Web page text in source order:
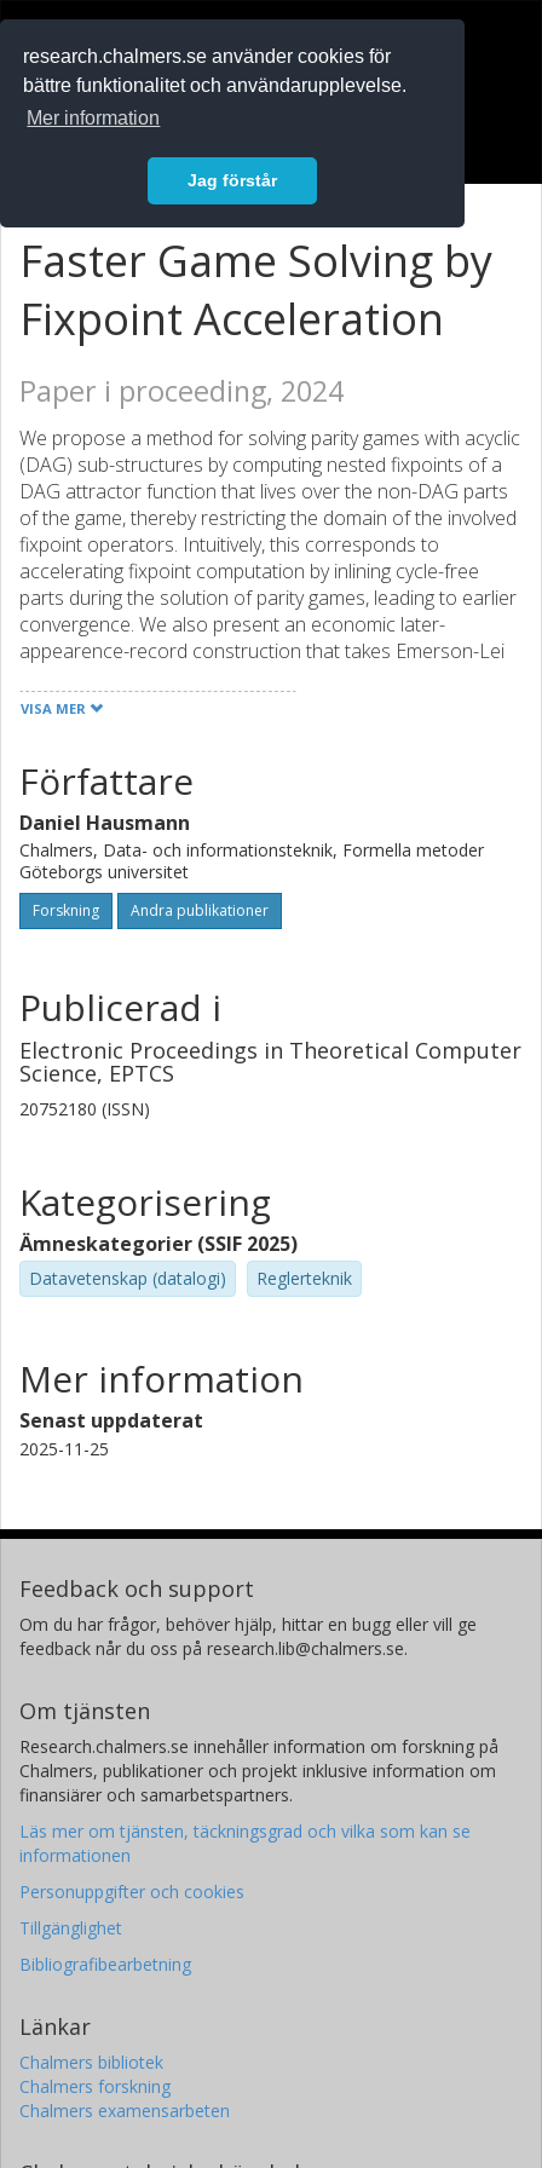
research.chalmers.se använder cookies för
bättre funktionalitet och användarupplevelse.
Mer information
Jag förstår
Faster Game Solving by
Fixpoint Acceleration
Paper i proceeding, 2024
We propose a method for solving parity games with acyclic
(DAG) sub-structures by computing nested fixpoints of a
DAG attractor function that lives over the non-DAG parts
of the game, thereby restricting the domain of the involved
fixpoint operators. Intuitively, this corresponds to
accelerating fixpoint computation by inlining cycle-free
parts during the solution of parity games, leading to earlier
convergence. We also present an economic later-
appearence-record construction that takes Emerson-Lei
sub-structures; it follows that the proposed method can
VISA MER
Författare
Daniel Hausmann
Chalmers, Data- och informationsteknik, Formella metoder
Göteborgs universitet
Forskning Andra publikationer
Publicerad i
Electronic Proceedings in Theoretical Computer
Science, EPTCS
20752180 (ISSN)
Kategorisering
Ämneskategorier (SSIF 2025)
Datavetenskap (datalogi) Reglerteknik
Mer information
Senast uppdaterat
2025-11-25
Feedback och support
Om du har frågor, behöver hjälp, hittar en bugg eller vill ge
feedback når du oss på research.lib@chalmers.se.
Om tjänsten
Research.chalmers.se innehåller information om forskning på
Chalmers, publikationer och projekt inklusive information om
finansiärer och samarbetspartners.
Läs mer om tjänsten, täckningsgrad och vilka som kan se
informationen
Personuppgifter och cookies
Tillgänglighet
Bibliografibearbetning
Länkar
Chalmers bibliotek
Chalmers forskning
Chalmers examensarbeten